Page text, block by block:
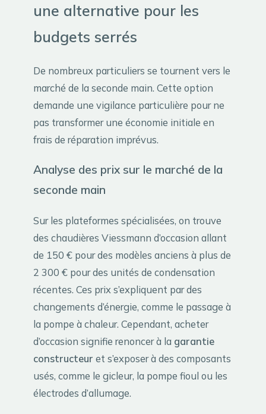
une alternative pour les
budgets serrés
De nombreux particuliers se tournent vers le
marché de la seconde main. Cette option
demande une vigilance particulière pour ne
pas transformer une économie initiale en
frais de réparation imprévus.
Analyse des prix sur le marché de la
seconde main
Sur les plateformes spécialisées, on trouve
des chaudières Viessmann d’occasion allant
de 150 € pour des modèles anciens à plus de
2 300 € pour des unités de condensation
récentes. Ces prix s’expliquent par des
changements d’énergie, comme le passage à
la pompe à chaleur. Cependant, acheter
d’occasion signifie renoncer à la garantie
constructeur et s’exposer à des composants
usés, comme le gicleur, la pompe fioul ou les
électrodes d’allumage.